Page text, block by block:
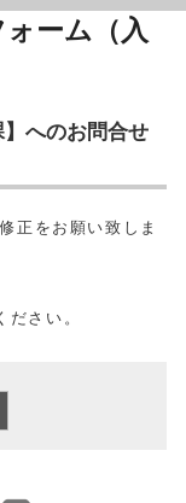
ーム（入
】へのお問合せ
正をお願い致しま
さい。